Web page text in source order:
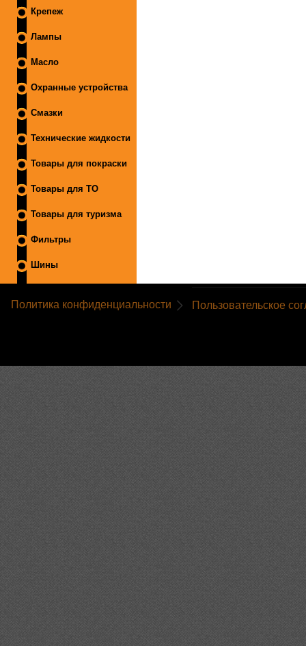
Крепеж
Лампы
Масло
Охранные устройства
Смазки
Технические жидкости
Товары для покраски
Товары для ТО
Товары для туризма
Фильтры
Шины
Политика конфиденциальности Пользовательское